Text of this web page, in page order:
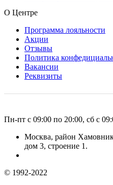
О Центре
Программа лояльности
Акции
Отзывы
Политика
Вакансии
Реквизиты
Пн-пт с 09:00 по 20:00, сб с
Москва, район
дом 3, строение 1.
© 1992-2022